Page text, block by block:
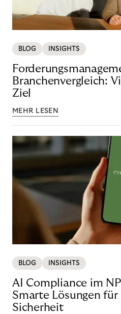
BLOG INSIGHTS
Branchenvergleich:
Ziel
MEHR LESEN
BLOG INSIGHTS
AI Compliance im
Smarte Lösungen
Sicherheit